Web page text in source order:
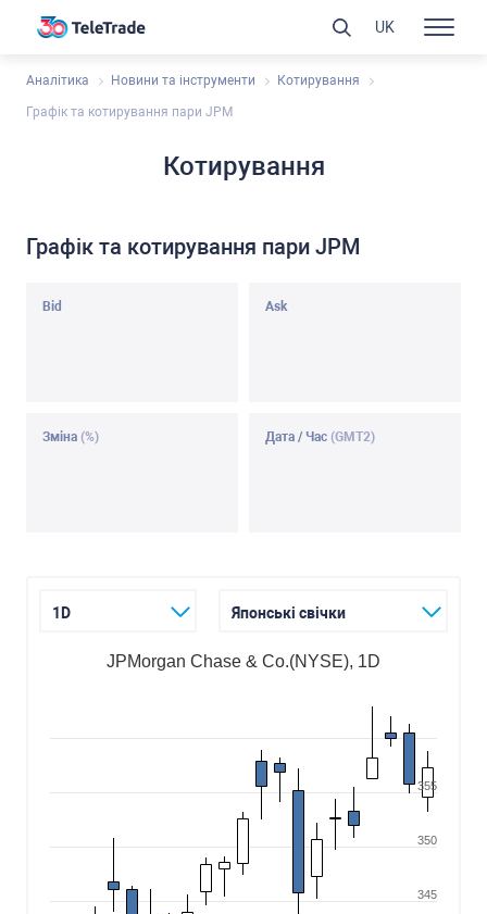
Аналітика Новини та інструменти Котирування
Графік та котирування пари JPM
Котирування
Графік та котирування пари JPM
Bid Ask
Зміна (%) Дата / Чаc (GMT2)
1D Японcькі cвічки
JPMorgan Chase & Co.(NYSE), 1D
345
350
355
UK